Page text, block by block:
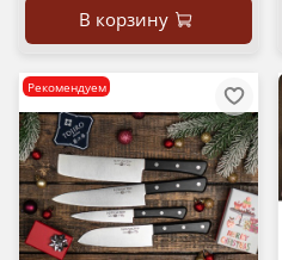
В корзину
Рекомендуем